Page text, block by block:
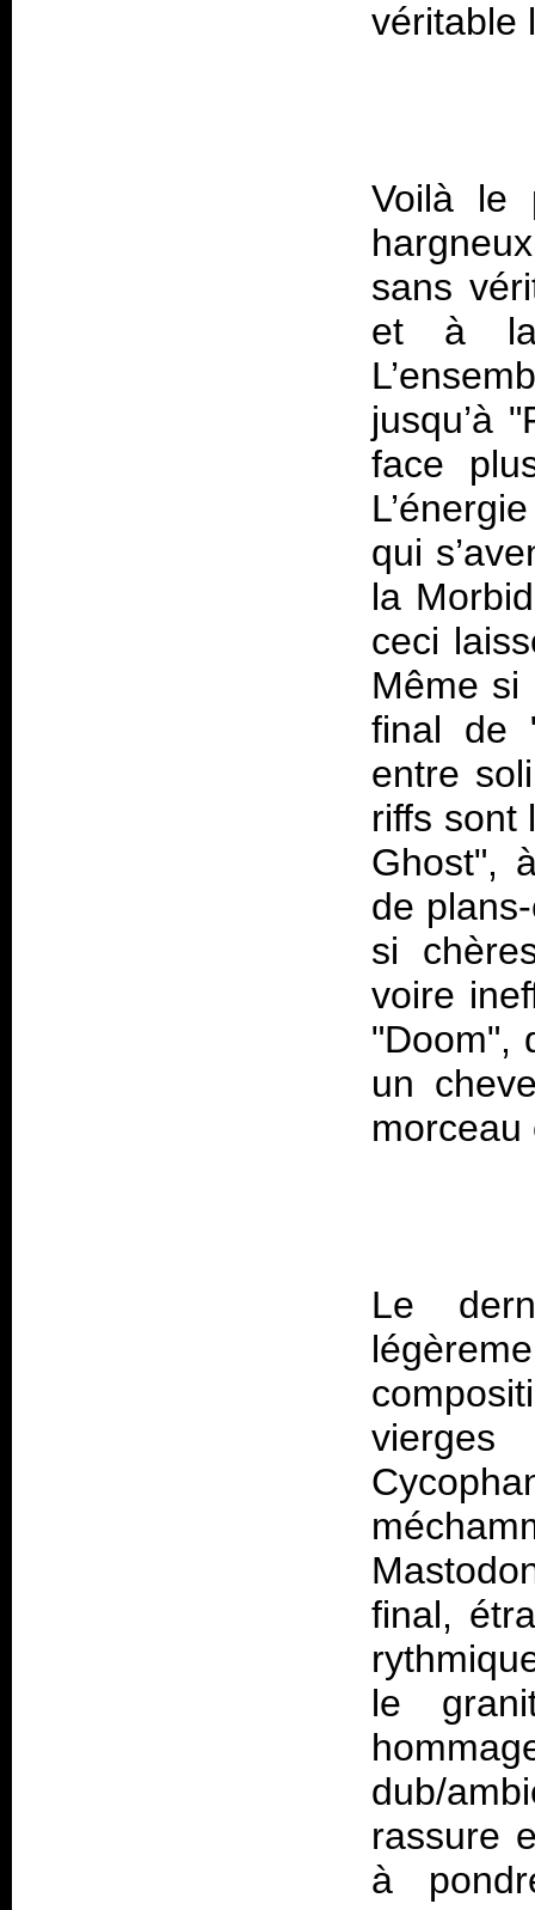
Voilà le
sans
et à la
jusqu’à
face
qui
la
ceci
Même si
final de
entre
riffs sont
Ghost",
de
si
voire
"Doom",
un
Le
final,
le
dub/
rassure
à